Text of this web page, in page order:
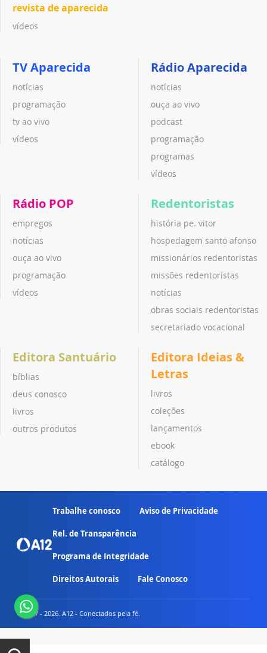
revista de aparecida
vídeos
TV Aparecida
notícias
programação
tv ao vivo
vídeos
Rádio Aparecida
notícias
ouça ao vivo
podcast
programação
programas
vídeos
Rádio POP
empregos
notícias
ouça ao vivo
programação
vídeos
Redentoristas
história pe. vitor
hospedagem santo afonso
missionários redentoristas
missões redentoristas
notícias
obras sociais redentoristas
secretariado vocacional
Editora Santuário
bíblias
deus conosco
livros
outros produtos
Editora Ideias &
Letras
livros
coleções
lançamentos
ebook
catálogo
Trabalhe conosco Aviso de Privacidade
Rel. de Transparência
Programa de Integridade
Direitos Autorais Fale Conosco
© 2007 - 2026. A12 - Conectados pela fé.